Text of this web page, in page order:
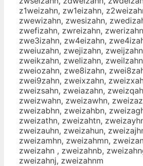
z1weizahn, zw1eizahn,
zwewizahn, zwesizahn,
zwefizahn, zwreizahn,
zwe3izahn, zw4eizahn,
zweiuzahn, zwejizahn,
zweikzahn, zwelizahn,
zweiozahn, zwe8izahn,
zwei9zahn, zweixzahn,
zweizsahn, zweiazahn,
zweizwahn, zweizawhn,
zweizabhn, zweizahbn,
zweizathn, zweizahtn,
zweizauhn, zweizahun,
zweizamhn, zweizahmn,
zweizahn , zweizahnb,
zweizahnj, zweizahnm